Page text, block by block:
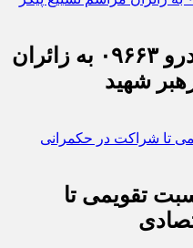
خدمات رایگان امدادخودرو ۰۹۶۶۳ به زائران
شهید
تقویمی تا